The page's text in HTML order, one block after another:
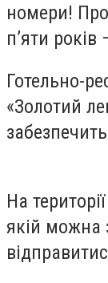
номери!
п’яти
Готельно-
«Золотий
На
якій можна